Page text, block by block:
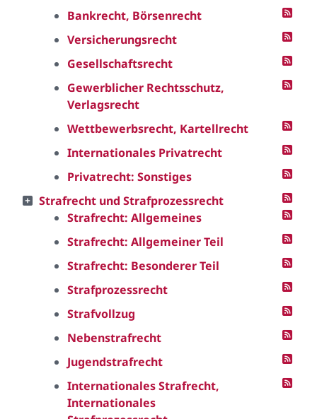
Bankrecht, Börsenrecht
Versicherungsrecht
Gesellschaftsrecht
Gewerblicher Rechtsschutz,
Verlagsrecht
Wettbewerbsrecht, Kartellrecht
Internationales Privatrecht
Privatrecht: Sonstiges
Strafrecht und Strafprozessrecht
Strafrecht: Allgemeines
Strafrecht: Allgemeiner Teil
Strafrecht: Besonderer Teil
Strafprozessrecht
Strafvollzug
Nebenstrafrecht
Jugendstrafrecht
Internationales Strafrecht,
Internationales